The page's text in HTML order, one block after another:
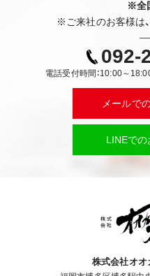
※全
※ご来社のお客様は、
092-
電話受付時間：10:00～
メールで
LINEで
株式会社オオ